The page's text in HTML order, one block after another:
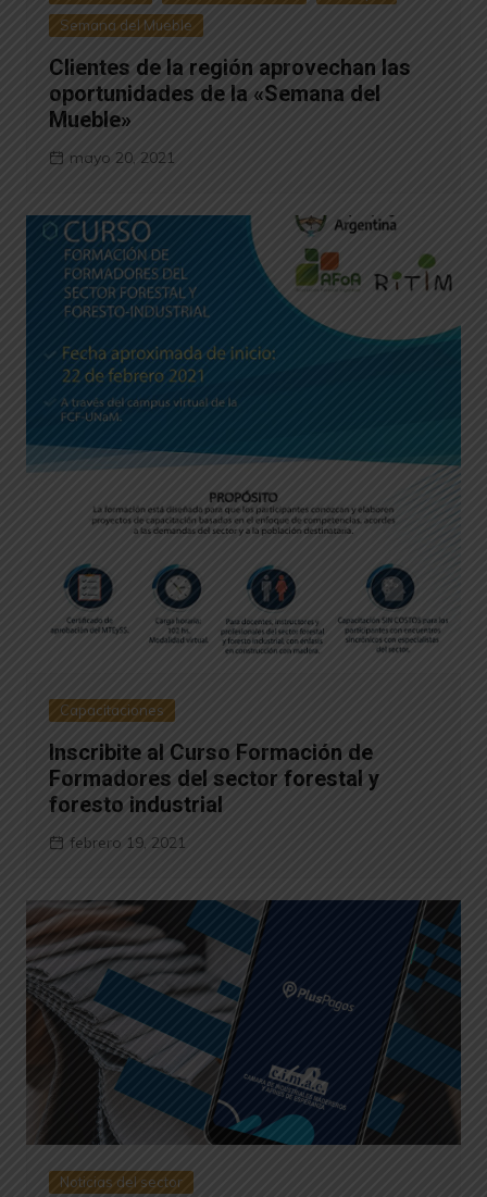
Semana del Mueble
Clientes de la región aprovechan las
oportunidades de la «Semana del
Mueble»
mayo 20, 2021
Capacitaciones
Inscribite al Curso Formación de
Formadores del sector forestal y
foresto industrial
febrero 19, 2021
Noticias del sector